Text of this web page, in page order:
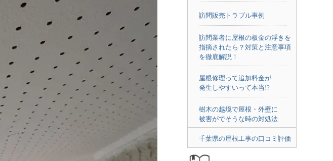
訪問販売トラブル事例
訪問業者に屋根の板金の浮きを
指摘されたら？対策と注意事項
を徹底解説！
屋根修理って追加料金が
発生しやすいって本当!?
樹木の越境で屋根・外壁に
被害がでそうな時の対処法
千葉県の屋根工事の口コミ評価